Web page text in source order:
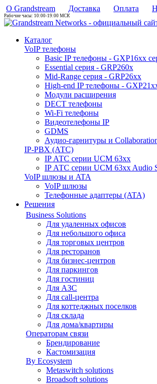
О Grandstream Доставка Оплата
Рабочие часы: 10:00-19:00 МСК
Каталог
VoIP телефоны
Basic IP телефоны - GXP16хх
Essential серия - GRP260x
Mid-Range серия - GRP26xx
High-end IP телефоны -
Модули расширения
DECT телефоны
Wi-Fi телефоны
Видеотелефоны IP
GDMS
Аудио-гарнитуры и
IP-PBX (АТС)
IP АТС серии UCM 63xx
IP АТС серии UCM 63xx Audio
VoIP шлюзы и ATA
VoIP шлюзы
Телефонные адаптеры (ATA)
Решения
Business Solutions
Для удаленных офисов
Для небольшого офиса
Для торговых центров
Для ресторанов
Для бизнес-центров
Для паркингов
Для гостиниц
Для АЗС
Для call-центра
Для коттеджных поселков
Для склада
Для дома/квартиры
Операторам связи
Брендирование
Кастомизация
By Ecosystem
Metaswitch solutions
Broadsoft solutions